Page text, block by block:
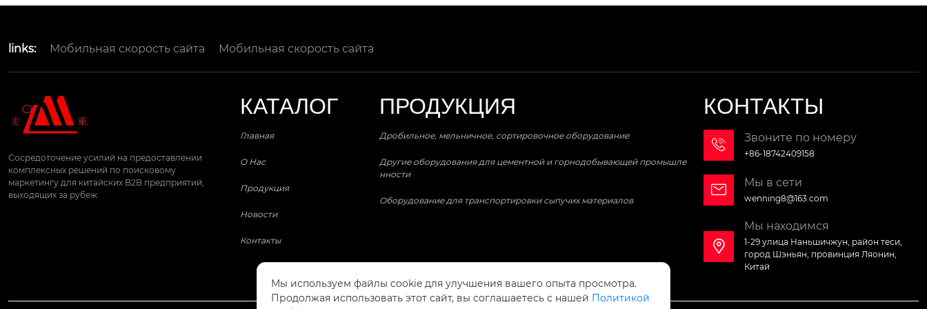
links: Мобильная скорость сайта Мобильная скорость сайта
Сосредоточение усилий на предоставлении
комплексных решений по поисковому
маркетингу для китайских B2B предприятий,
выходящих за рубеж
КАТАЛОГ
Главная
О Нас
Продукция
Новости
Контакты
ПРОДУКЦИЯ
Дробильное, мельничное, сортировочное оборудование
Другие оборудования для цементной и горнодобывающей промышле
нности
Оборудование для транспортировки сыпучих материалов
КОНТАКТЫ
 Звоните по номеру
+86-18742409158
 Мы в сети
wenning8@163.com

Мы находимся
1-29 улица Наньшичжун, район теси,
город Шэньян, провинция Ляонин,
Китай
Мы используем файлы cookie для улучшения вашего опыта просмотра.
Продолжая использовать этот сайт, вы соглашаетесь с нашей Политикой